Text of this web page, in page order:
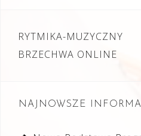
Nawigacja
wpisu
RYTMIKA-MUZYCZNY
BRZECHWA ONLINE
NAJNOWSZE